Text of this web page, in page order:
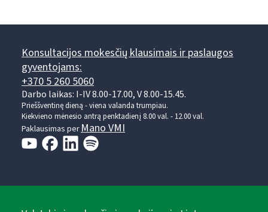
Konsultacijos mokesčių klausimais ir paslaugos
gyventojams:
+370 5 260 5060
Darbo laikas: I-IV 8.00-17.00, V 8.00-15.45.
Prieššventinę dieną - viena valanda trumpiau.
Kiekvieno mėnesio antrą penktadienį 8.00 val. - 12.00 val.
Paklausimas perMano VMI